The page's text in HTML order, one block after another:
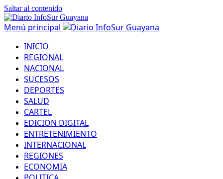
Saltar al contenido
Menú principal
INICIO
REGIONAL
NACIONAL
SUCESOS
DEPORTES
SALUD
CARTEL
EDICION DIGITAL
ENTRETENIMIENTO
INTERNACIONAL
REGIONES
ECONOMIA